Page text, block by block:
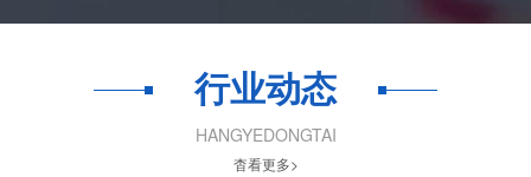
行业动态
HANGYEDONGTAI
杳看更多>